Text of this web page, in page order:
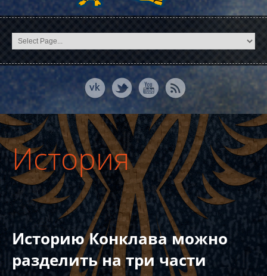
История
Историю Конклава можно
разделить на три части